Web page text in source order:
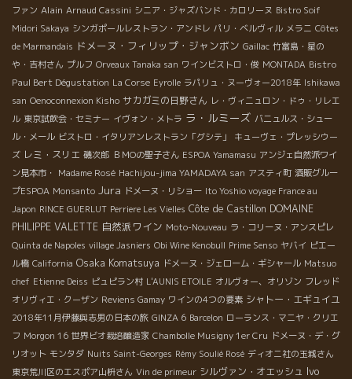
ファン Alain Arnaud Cassini シニア・ジャズバンド・カロリーヌ Bistro Soif
Midori Sakaya シンガポールレストラン・アンドレ パリ・ベルヴィル メラニ Côtes
de Marmandais ドメーヌ・フィリップ・ジャンボン Gaillac 竹富島・星の
や・吉村さん プルフ Orveaux Tanaka san ワインビストロ・俊 MONTADA Bistro
Paul Bert Dégustation La Corse Eyrolle ラパリュ・ヌーヴォー2018年 Ishikawa
san Oenoconnexion Kisho サカガミの日野さん レ・ヴィニュロン・ドゥ・リレエ
ル 東京試飲会・セミナー イヴォン・メトラ ラ・ルミーズ バニュルス・シュー
ル・メール ビストロ・イタリアンレストラン「グシテ」
キューヴェ・プレッシウー
ズ レミ・スリエ 磯次郎 ＢＭОの聖子さん ESPOA Yamamasu アンジェ自然派ワイ
ン見本市・ Madame Rosé Hachijou-jima YAMADAYA san アスティ町 酒販グルー
プESPOA Monsanto Jura ドメーヌ・リショー Ito Yoshio voyage France au
Japon RINCE GUERLUT Perriere Les Vielles Côte de Castillon DOMAINE
PHILIPPE VALETTE 自然派ワイン Moto-Nouveau ラ・コリーヌ・アンスピレ
Quinta de Napoles village Jasniers Obi Wine Kenobull Prime Senso ヤバイ ピエー
ル橋 California Osaka Komatsuya ドメーヌ・ジェローム・ギシャール Matsuo
chef Etienne Deiss ピュピラン村 L'AUNIS ETOILE オルヴォー、オリゾン フレッド
オリヴィエ・クーザン Reviens Gamay ワインの4つの要素 シャトー・エギュイユ
2018年11月伊藤與志男の日本の旅 GINZA 6 Barcelon ローランス・マニヤ・クリエ
フ Morgon 16 世界ビオ栽培醸造家 Chambolle Musigny 1er Cru ドメーヌ・デ・グ
リオット モンタダ Nuits Saint-Georges Rémy Soulié Rosé ディオニ社の玉城さん
東京荒川区のエスポア山枡さん Vin de primeur シルヴァン・オエッシュ Ivo